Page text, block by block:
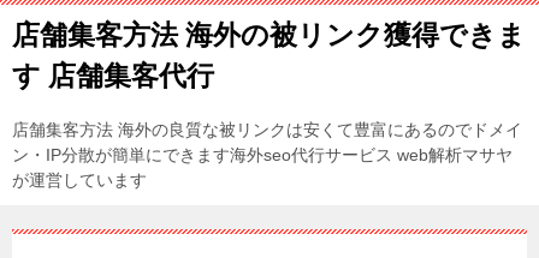
店舗集客方法 海外の被リンク獲得できま
す 店舗集客代行
店舗集客方法 海外の良質な被リンクは安くて豊富にあるのでドメイ
ン・IP分散が簡単にできます海外seo代行サービス web解析マサヤ
が運営しています